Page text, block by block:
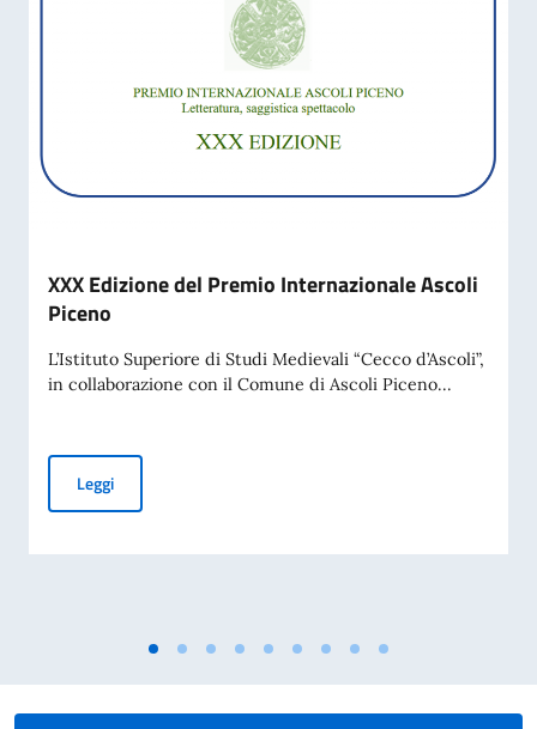
XXX Edizione del Premio Internazionale Ascoli
Piceno
L’Istituto Superiore di Studi Medievali “Cecco d’Ascoli”,
in collaborazione con il Comune di Ascoli Piceno...
LeggiXXX Edizione del Premio Internazionale Ascoli Piceno